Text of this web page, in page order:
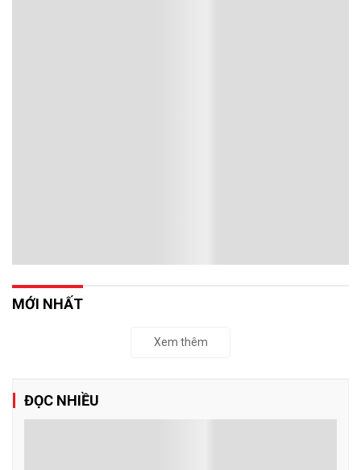
MỚI NHẤT
Xem thêm
ĐỌC NHIỀU